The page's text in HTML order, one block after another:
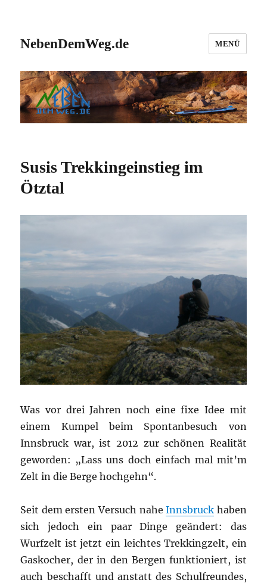
NebenDemWeg.de MENÜ
Susis Trekkingeinstieg im
Ötztal
Was vor drei Jahren noch eine fixe Idee mit
einem Kumpel beim Spontanbesuch von
Innsbruck war, ist 2012 zur schönen Realität
geworden: „Lass uns doch einfach mal mit’m
Zelt in die Berge hochgehn“.
Seit dem ersten Versuch naheInnsbruck haben
sich jedoch ein paar Dinge geändert: das
Wurfzelt ist jetzt ein leichtes Trekkingzelt, ein
Gaskocher, der in den Bergen funktioniert, ist
auch beschafft und anstatt des Schulfreundes,